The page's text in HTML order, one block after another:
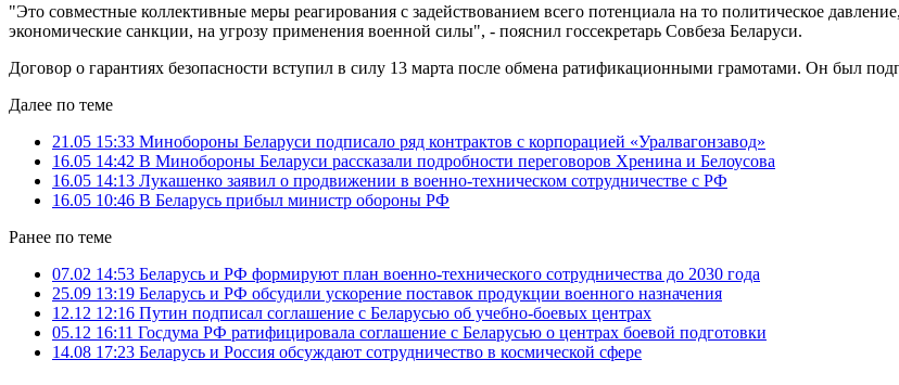
"Это совместные коллективные меры реагирования с задействованием всего потенциала на то политическое
экономические санкции, на угрозу применения военной силы", - пояснил госсекретарь Совбеза Беларуси.
Договор о гарантиях безопасности вступил в силу 13 марта после обмена ратификационными грамотами. Он был
Далее по теме
21.05 15:33 Минобороны Беларуси подписало ряд контрактов с корпорацией «Уралвагонзавод»
16.05 14:42 В Минобороны Беларуси рассказали подробности переговоров Хренина и Белоусова
16.05 14:13 Лукашенко заявил о продвижении в военно-техническом сотрудничестве с РФ
16.05 10:46 В Беларусь прибыл министр обороны РФ
Ранее по теме
07.02 14:53 Беларусь и РФ формируют план военно-технического сотрудничества до 2030 года
25.09 13:19 Беларусь и РФ обсудили ускорение поставок продукции военного назначения
12.12 12:16 Путин подписал соглашение с Беларусью об учебно-боевых центрах
05.12 16:11 Госдума РФ ратифицировала соглашение с Беларусью о центрах боевой подготовки
14.08 17:23 Беларусь и Россия обсуждают сотрудничество в космической сфере